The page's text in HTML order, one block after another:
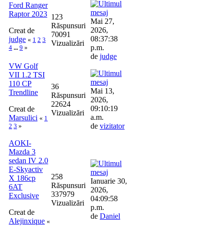
Ford Ranger
Raptor 2023
Creat de
judge « 1 2 3
4 ... 9 »
123
Răspunsuri
70091
Vizualizări
Mai 27,
2026,
08:37:38
p.m.
de judge
VW Golf
VII 1.2 TSI
110 CP
Trendline
Creat de
Marsulici « 1
2 3 »
36
Răspunsuri
22624
Vizualizări
Mai 13,
2026,
09:10:19
a.m.
de vizitator
AOKI-
Mazda 3
sedan IV 2.0
E-Skyactiv
X 186cp
6AT
Exclusive
Creat de
Alejinxique «
258
Răspunsuri
337979
Vizualizări
Ianuarie 30,
2026,
04:09:58
p.m.
de Daniel